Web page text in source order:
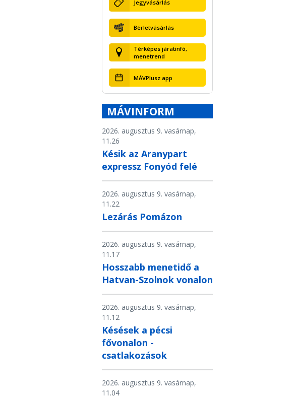
Jegyvásárlás
Bérletvásárlás
Térképes járatinfó,
menetrend
MÁVPlusz app
MÁVINFORM
2026. augusztus 9. vasárnap,
11.26
Késik az Aranypart
expressz Fonyód felé
2026. augusztus 9. vasárnap,
11.22
Lezárás Pomázon
2026. augusztus 9. vasárnap,
11.17
Hosszabb menetidő a
Hatvan-Szolnok vonalon
2026. augusztus 9. vasárnap,
11.12
Késések a pécsi
fővonalon -
csatlakozások
2026. augusztus 9. vasárnap,
11.04